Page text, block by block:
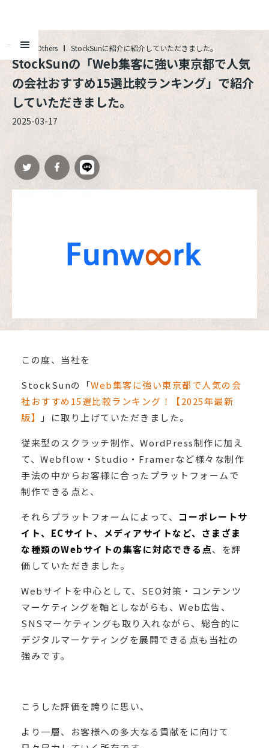
ALL Others StockSunに紹介に紹介していただきました。
StockSunの「Web集客に強い東京都で人気
の会社おすすめ15選比較ランキング」で紹介
していただきました。
2025-03-17
この度、当社を
StockSunの「Web集客に強い東京都で人気の会
社おすすめ15選比較ランキング！【2025年最新
版】
」に取り上げていただきました。
従来型のスクラッチ制作、WordPress制作に加え
て、Webflow・Studio・Framerなど様々な制作
手法の中からお客様に合ったプラットフォームで
制作できる点と、
それらプラットフォームによって、 コーポレートサ
イト、ECサイト、メディアサイトなど、さまざま
な種類のWebサイトの集客に対応できる点、を評
価していただきました。
Webサイトを中心として、SEO対策・コンテンツ
マーケティングを軸としながらも、Web広告、
SNSマーケティングも取り入れながら、総合的に
デジタルマーケティングを展開できる点も当社の
強みです。
こうした評価を誇りに思い、
より一層、お客様への多大なる貢献をに向けて